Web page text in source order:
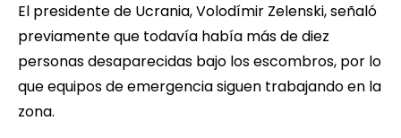
El presidente de Ucrania, Volodímir Zelenski, señaló
previamente que todavía había más de diez
personas desaparecidas bajo los escombros, por lo
que equipos de emergencia siguen trabajando en la
zona.